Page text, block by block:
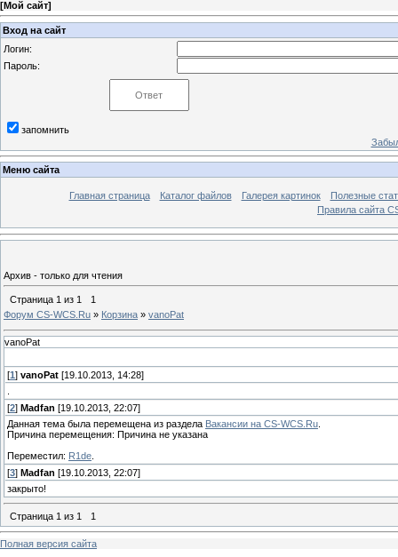
[Мой сайт]
Вход на сайт
Логин:
Пароль:
запомнить
Меню сайта
Главная страница Каталог файлов Галерея картинок
Полезные
Правила сайта
Архив - только для чтения
Страница 1 из 1
1
Форум CS-WCS.Ru » Корзина » vanoPat
vanoPat
[1 ] vanoPat [19.10.2013, 14:28]
[2] Madfan [19.10.2013, 22:07]
Данная тема была перемещена из раздела Вакансии на CS-WCS.Ru
Причина перемещения: Причина не указана
Переместил: R1de
[3] Madfan [19.10.2013, 22:07]
закрыто!
Страница 1 из 1 1
Полная версия сайта